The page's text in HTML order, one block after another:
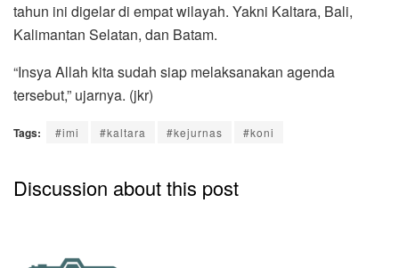
tahun ini digelar di empat wilayah. Yakni Kaltara, Bali,
Kalimantan Selatan, dan Batam.
“Insya Allah kita sudah siap melaksanakan agenda
tersebut,” ujarnya. (jkr)
Tags: #imi #kaltara #kejurnas #koni
Discussion about this post